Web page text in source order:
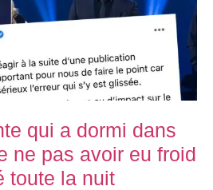
qui a dormi dans
ne pas avoir eu froid
toute la nuit